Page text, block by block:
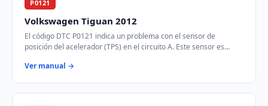
P0121
Volkswagen Tiguan 2012
El código DTC P0121 indica un problema con el sensor de
posición del acelerador (TPS) en el circuito A. Este sensor es
Ver manual →